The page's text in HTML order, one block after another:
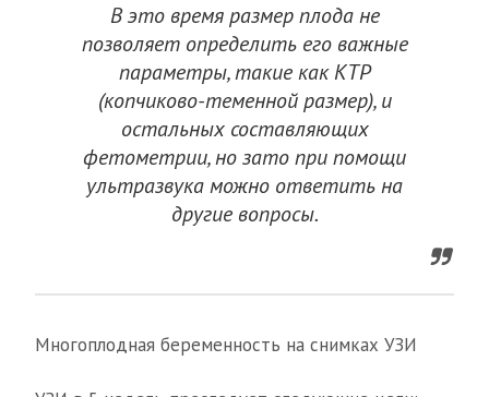
В это время размер плода не
позволяет определить его важные
параметры, такие как КТР
(копчиково-теменной размер), и
остальных составляющих
фетометрии, но зато при помощи
ультразвука можно ответить на
другие вопросы.
Многоплодная беременность на снимках УЗИ